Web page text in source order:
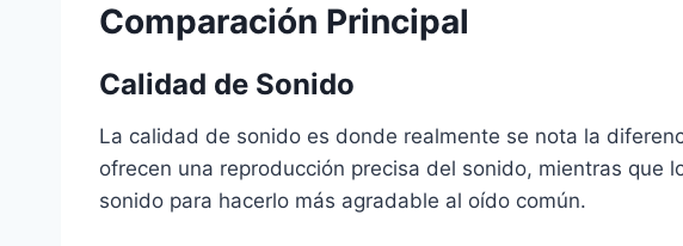
Comparación Principal
Calidad de Sonido
La calidad de sonido es donde realmente se nota la
ofrecen una reproducción precisa del sonido, mientras que
sonido para hacerlo más agradable al oído común.